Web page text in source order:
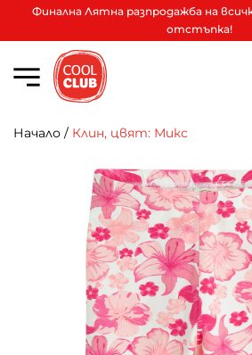
Финална Лятна разпродажба на
отстъпка!
Начало / Клин, цвят: Микс